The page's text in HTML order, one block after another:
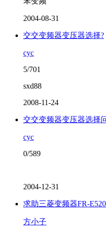
2004-08-31
交交变频器变压器选择?
cyc
5/701
sxd88
2008-11-24
交交变频器变压器选择
cyc
0/589
2004-12-31
求助三菱变频器FR-
方小子